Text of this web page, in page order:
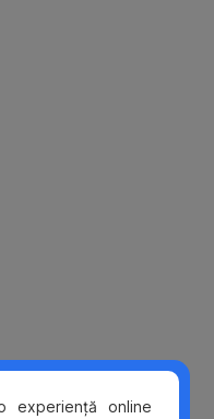
experiență online